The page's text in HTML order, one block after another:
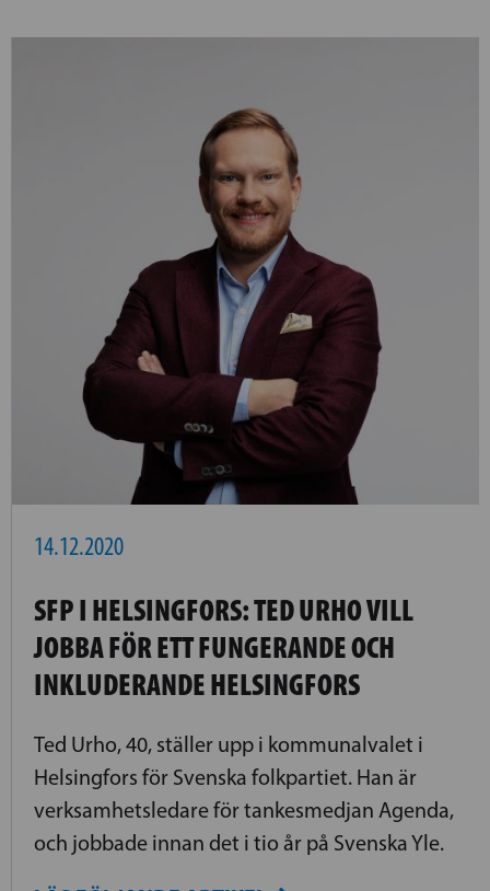
14.12.2020
SFP I HELSINGFORS: TED URHO VILL
JOBBA FÖR ETT FUNGERANDE OCH
INKLUDERANDE HELSINGFORS
Ted Urho, 40, ställer upp i kommunalvalet i
Helsingfors för Svenska folkpartiet. Han är
verksamhetsledare för tankesmedjan Agenda,
och jobbade innan det i tio år på Svenska Yle.